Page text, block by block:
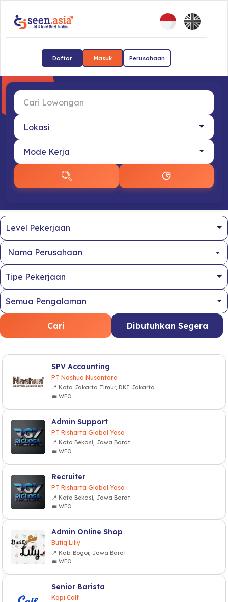
Daftar Masuk Perusahaan
Nama Perusahaan
Cari Dibutuhkan Segera
SPV Accounting
PT Nashua Nusantara
📍 Kota Jakarta Timur, DKI Jakarta
💼 WFO
Admin Support
PT Risharta Global Yasa
📍 Kota Bekasi, Jawa Barat
💼 WFO
Recruiter
PT Risharta Global Yasa
📍 Kota Bekasi, Jawa Barat
💼 WFO
Admin Online Shop
Butiq Liliy
📍 Kab. Bogor, Jawa Barat
💼 WFO
Senior Barista
Kopi Calf